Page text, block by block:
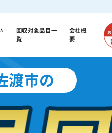
回収対象品目一
覧
会社概
要
渡市の